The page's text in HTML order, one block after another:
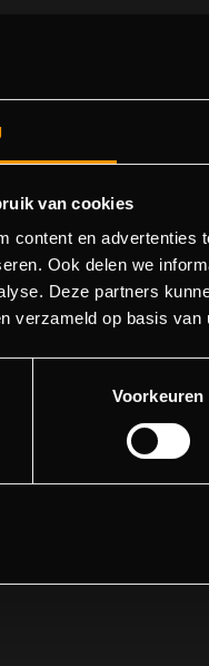
van cookies
content en
Ook delen we
Deze partners
verzameld op basis
Voorkeuren
404
Sorry! We konden de
Ga